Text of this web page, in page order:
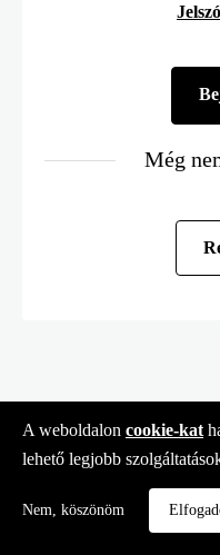
Még
A weboldalon cookie-kat
lehető legjobb
Nem, köszönöm